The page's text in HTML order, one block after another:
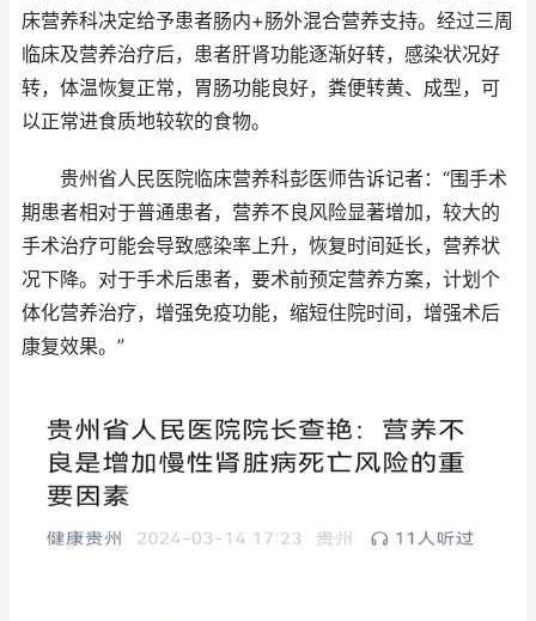
床营养科决定给予患者肠内+肠外混合营养支持。经过三周
临床及营养治疗后，患者肝肾功能逐渐好转，感染状况好
转，体温恢复正常，胃肠功能良好，粪便转黄、成型，可
以正常进食质地较软的食物。
贵州省人民医院临床营养科彭医师告诉记者：“围手术
期患者相对于普通患者，营养不良风险显著增加，较大的
手术治疗可能会导致感染率上升，恢复时间延长，营养状
况下降。对于手术后患者，要术前预定营养方案，计划个
体化营养治疗，增强免疫功能，缩短住院时间，增强术后
康复效果。”